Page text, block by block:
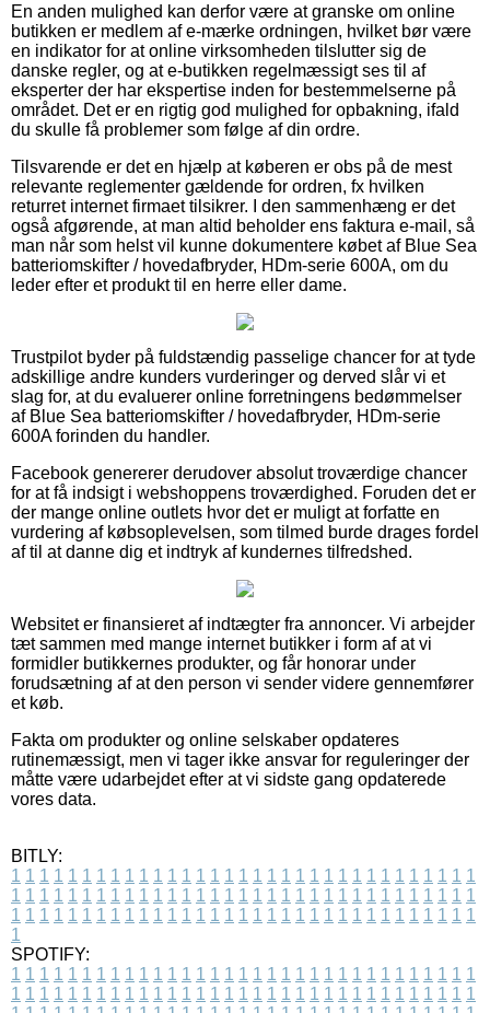
En anden mulighed kan derfor være at granske om online
butikken er medlem af e-mærke ordningen, hvilket bør være
en indikator for at online virksomheden tilslutter sig de
danske regler, og at e-butikken regelmæssigt ses til af
eksperter der har ekspertise inden for bestemmelserne på
området. Det er en rigtig god mulighed for opbakning, ifald
du skulle få problemer som følge af din ordre.
Tilsvarende er det en hjælp at køberen er obs på de mest
relevante reglementer gældende for ordren, fx hvilken
returret internet firmaet tilsikrer. I den sammenhæng er det
også afgørende, at man altid beholder ens faktura e-mail, så
man når som helst vil kunne dokumentere købet af Blue Sea
batteriomskifter / hovedafbryder, HDm-serie 600A, om du
leder efter et produkt til en herre eller dame.
Trustpilot byder på fuldstændig passelige chancer for at tyde
adskillige andre kunders vurderinger og derved slår vi et
slag for, at du evaluerer online forretningens bedømmelser
af Blue Sea batteriomskifter / hovedafbryder, HDm-serie
600A forinden du handler.
Facebook genererer derudover absolut troværdige chancer
for at få indsigt i webshoppens troværdighed. Foruden det er
der mange online outlets hvor det er muligt at forfatte en
vurdering af købsoplevelsen, som tilmed burde drages fordel
af til at danne dig et indtryk af kundernes tilfredshed.
Websitet er finansieret af indtægter fra annoncer. Vi arbejder
tæt sammen med mange internet butikker i form af at vi
formidler butikkernes produkter, og får honorar under
forudsætning af at den person vi sender videre gennemfører
et køb.
Fakta om produkter og online selskaber opdateres
rutinemæssigt, men vi tager ikke ansvar for reguleringer der
måtte være udarbejdet efter at vi sidste gang opdaterede
vores data.
BITLY:
1 1 1 1 1 1 1 1 1 1 1 1 1 1 1 1 1 1 1 1 1 1 1 1 1 1 1 1 1 1 1 1 1
1 1 1 1 1 1 1 1 1 1 1 1 1 1 1 1 1 1 1 1 1 1 1 1 1 1 1 1 1 1 1 1 1
1 1 1 1 1 1 1 1 1 1 1 1 1 1 1 1 1 1 1 1 1 1 1 1 1 1 1 1 1 1 1 1 1
1
SPOTIFY:
1 1 1 1 1 1 1 1 1 1 1 1 1 1 1 1 1 1 1 1 1 1 1 1 1 1 1 1 1 1 1 1 1
1 1 1 1 1 1 1 1 1 1 1 1 1 1 1 1 1 1 1 1 1 1 1 1 1 1 1 1 1 1 1 1 1